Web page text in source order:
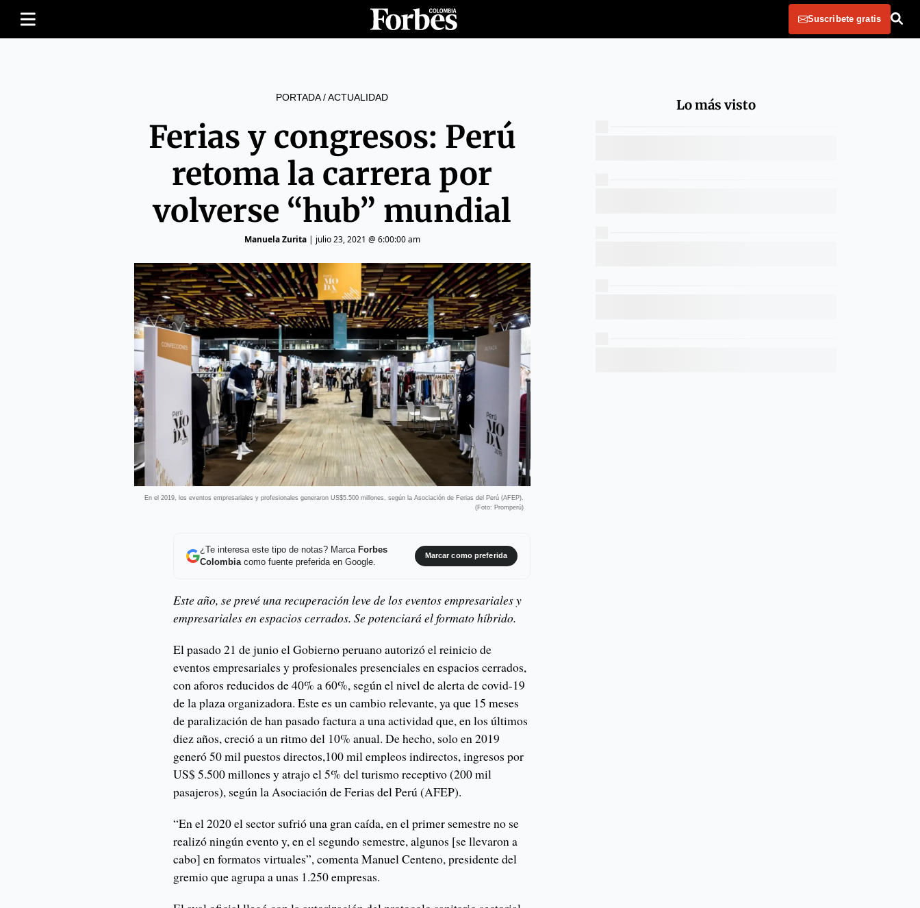
Suscribete gratis
PORTADA/ACTUALIDAD
Ferias y congresos: Perú
retoma la carrera por
volverse “hub” mundial
Manuela Zurita| julio 23, 2021 @ 6:00:00 am
En el 2019, los eventos empresariales y profesionales generaron US$5.500 millones, según la Asociación de Ferias del Perú (AFEP).
(Foto: Promperú)
¿Te interesa este tipo de notas? Marca Forbes
Colombiacomo fuente preferida en Google.
Marcar como preferida
Este año, se prevé una recuperación leve de los eventos empresariales y
empresariales en espacios cerrados. Se potenciará el formato híbrido.
El pasado 21 de junio el Gobierno peruano autorizó el reinicio de
eventos empresariales y profesionales presenciales en espacios cerrados,
con aforos reducidos de 40% a 60%, según el nivel de alerta de covid-19
de la plaza organizadora. Este es un cambio relevante, ya que 15 meses
de paralización de han pasado factura a una actividad que, en los últimos
diez años, creció a un ritmo del 10% anual. De hecho, solo en 2019
generó 50 mil puestos directos,100 mil empleos indirectos, ingresos por
US$ 5.500 millones y atrajo el 5% del turismo receptivo (200 mil
pasajeros), según la Asociación de Ferias del Perú (AFEP).
“En el 2020 el sector sufrió una gran caída, en el primer semestre no se
realizó ningún evento y, en el segundo semestre, algunos [se llevaron a
cabo] en formatos virtuales”, comenta Manuel Centeno, presidente del
gremio que agrupa a unas 1.250 empresas.
Lo más visto